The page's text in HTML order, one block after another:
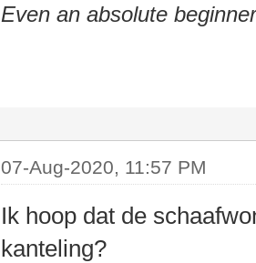
Even an absolute
07-Aug-2020, 11:57 PM
Ik hoop dat de
kanteling?